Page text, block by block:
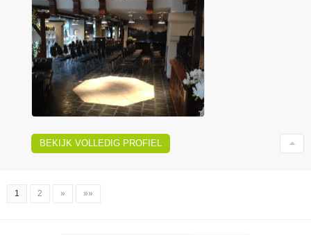
BEKIJK VOLLEDIG PROFIEL
1 2 » »»